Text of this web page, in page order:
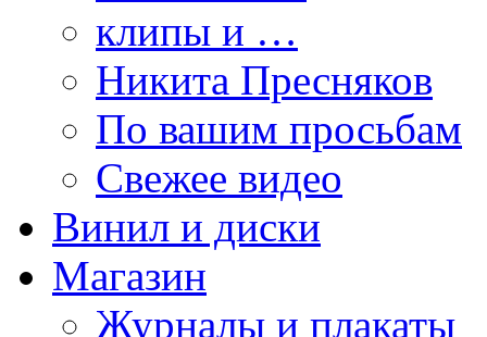
клипы и …
Никита Пресняков
По вашим просьбам
Свежее видео
Винил и диски
Магазин
Журналы и плакаты